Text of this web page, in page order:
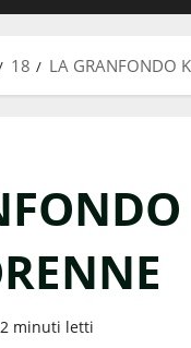
18 LA GRANFONDO
2 minuti letti